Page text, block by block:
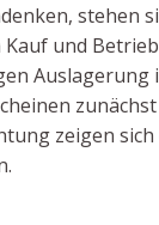
stehen
Kauf und
Auslagerung
zeigen